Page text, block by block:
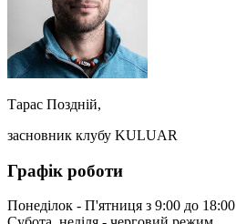
Тарас Поздній,
засновник клубу KULUAR
Графік роботи
Понеділок - П'ятниця з 9:00 до 18:00